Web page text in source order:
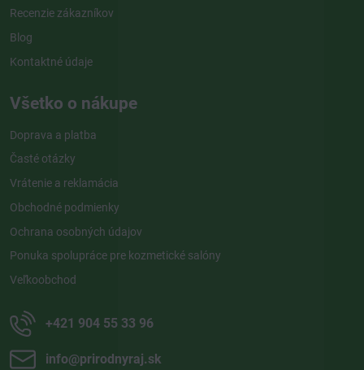
Recenzie zákazníkov
Blog
Kontaktné údaje
Všetko o nákupe
Doprava a platba
Časté otázky
Vrátenie a reklamácia
Obchodné podmienky
Ochrana osobných údajov
Ponuka spolupráce pre kozmetické salóny
Veľkoobchod
+421 904 55 33 96
info​@prirodnyraj​.sk